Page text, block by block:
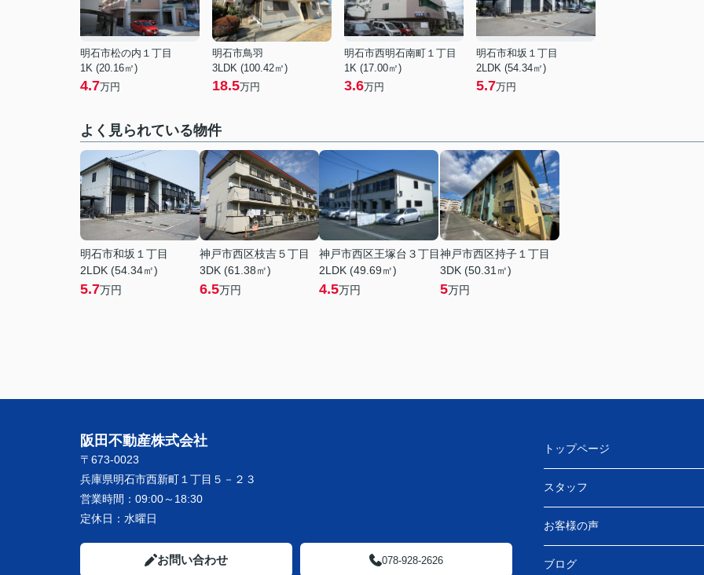
明石市松の内１丁目
1K (20.16㎡)
4.7万円
明石市鳥羽
3LDK (100.42㎡)
18.5万円
明石市西明石南町１丁目
1K (17.00㎡)
3.6万円
明石市和坂１丁目
2LDK (54.34㎡)
5.7万円
よく見られている物件
明石市和坂１丁目
2LDK (54.34㎡)
5.7万円
神戸市西区枝吉５丁目
3DK (61.38㎡)
6.5万円
神戸市西区王塚台３丁目
2LDK (49.69㎡)
4.5万円
神戸市西区持子１丁目
3DK (50.31㎡)
5万円
阪田不動産株式会社
〒673-0023
兵庫県明石市西新町１丁目５－２３
営業時間： 09:00～18:30
定休日： 水曜日
お問い合わせ 078-928-2626
トップページ
スタッフ
お客様の声
ブログ